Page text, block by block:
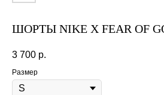
ШОРТЫ NIKE X FEAR OF
3 700 р.
Размер